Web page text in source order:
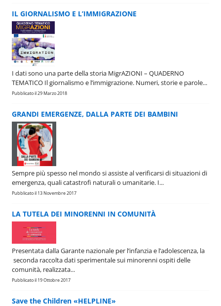
IL GIORNALISMO E L’IMMIGRAZIONE
I dati sono una parte della storia MigrAZIONI – QUADERNO
TEMATICO Il giornalismo e l’immigrazione. Numeri, storie e parole...
Pubblicato il 29 Marzo 2018
GRANDI EMERGENZE, DALLA PARTE DEI BAMBINI
Sempre più spesso nel mondo si assiste al verificarsi di situazioni di
emergenza, quali catastrofi naturali o umanitarie. I...
Pubblicato il 13 Novembre 2017
LA TUTELA DEI MINORENNI IN COMUNITÀ
Presentata dalla Garante nazionale per l’infanzia e l’adolescenza, la
seconda raccolta dati sperimentale sui minorenni ospiti delle
comunità, realizzata...
Pubblicato il 19 Ottobre 2017
Save the Children «HELPLINE»